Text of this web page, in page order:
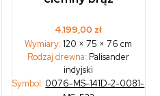
4.199,00 zł
Wymiary:120 × 75 × 76 cm
Rodzaj drewna: Palisander
indyjski
Symbol: 0076-MS-141D-2-0081-